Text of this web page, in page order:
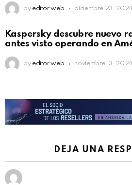
by editor web diciembre 23,
Kaspersky descubre nuevo
antes visto operando en
by editor web noviembre 13,
DEJA UNA